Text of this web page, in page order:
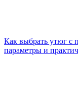
Как выбрать утюг с
параметры и